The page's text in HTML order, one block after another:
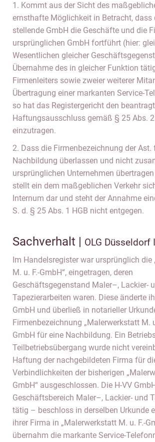
1. Kommt aus der Sicht des
ernsthafte Möglichkeit in Betracht, dass
stellende GmbH die Geschäfte und die
ursprünglichen GmbH fortführt (hier:
Wesentlichen gleicher
Übernahme des in gleicher Funktion
Firmenleiters sowie zweier weiterer
Übertragung einer markanten Service-
so hat das Registergericht den
Haftungsausschluss gemäß § 25 Abs. 2
einzutragen.
2. Dass die Firmenbezeichnung der Ast.
Nachbildung überlassen und nicht
ursprünglichen Unternehmen
stellt ein dem maßgeblichen Verkehr
Internum dar und steht der Annahme
S. d. § 25 Abs. 1 HGB nicht entgegen.
Sachverhalt | OLG Düsseldorf
Im Handelsregister war ursprünglich die
M. u. F.-GmbH“, eingetragen, deren
Geschäftsgegenstand Maler–, Lackier-
Tapezierarbeiten waren. Diese änderte
GmbH und überließ in notarieller
Firmenbezeichnung „Malerwerkstatt M.
GmbH für eine Nachbildung. Ein
Teilbetriebsübergang wurde nicht
Haftung der nachgebildeten Firma für
Verbindlichkeiten der bisherigen
GmbH“ ausgeschlossen. Die H-VV
Geschäftsbereich Maler–, Lackier- und
tätig – beschloss in derselben Urkunde
ihrer Firma in „Malerwerkstatt M. u. F.-
übernahm die markante Service-